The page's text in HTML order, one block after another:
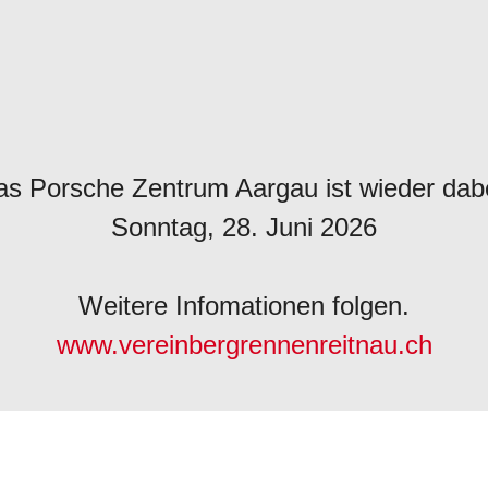
Porsche Zentrum Aargau ist wieder
Sonntag, 28. Juni 2026
Weitere Infomationen folgen.
www.vereinbergrennenreitnau.ch